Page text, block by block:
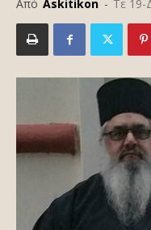
Από Askitikon - Τε 19-